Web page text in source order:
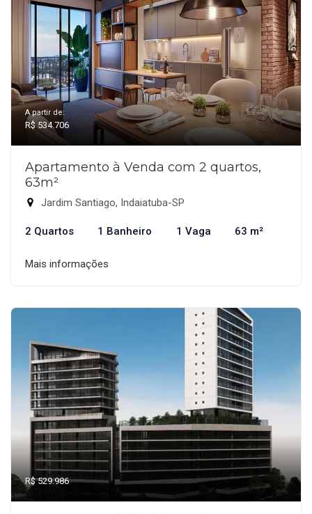
A partir de:
R$ 534.706
Apartamento à Venda com 2 quartos,
63m²
Jardim Santiago, Indaiatuba-SP
2 Quartos 1 Banheiro 1 Vaga 63 m²
Mais informações
R$ 529.986